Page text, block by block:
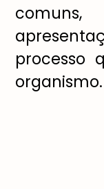
processo
organismo.